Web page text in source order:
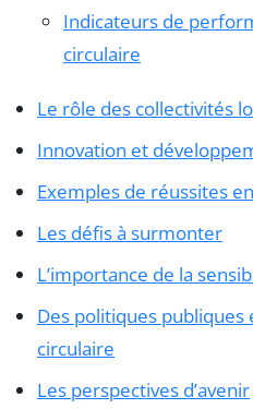
Indicateurs de
circulaire
Le rôle des collectivités
Innovation et
Exemples de réussites
Les défis à surmonter
L’importance de la
Des politiques publiques
circulaire
Les perspectives d’avenir